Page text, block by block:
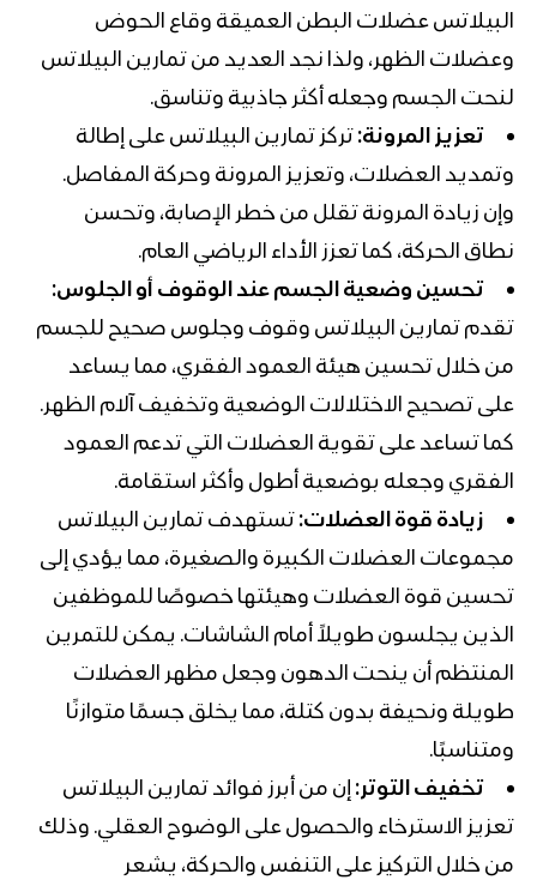
البيلاتس عضلات البطن العميقة وقاع الحوض
وعضلات الظهر، ولذا نجد العديد من تمارين البيلاتس
لنحت الجسم وجعله أكثر جاذبية وتناسق.
تعزيز المرونة:تركز تمارين البيلاتس على إطالة
وتمديد العضلات، وتعزيز المرونة وحركة المفاصل.
وإن زيادة المرونة تقلل من خطر الإصابة، وتحسن
نطاق الحركة، كما تعزز الأداء الرياضي العام.
تحسين وضعية الجسم عند الوقوف أو الجلوس:
تقدم تمارين البيلاتس وقوف وجلوس صحيح للجسم
من خلال تحسين هيئة العمود الفقري، مما يساعد
على تصحيح الاختلالات الوضعية وتخفيف آلام الظهر.
كما تساعد على تقوية العضلات التي تدعم العمود
الفقري وجعله بوضعية أطول وأكثر استقامة.
زيادة قوة العضلات:تستهدف تمارين البيلاتس
مجموعات العضلات الكبيرة والصغيرة، مما يؤدي إلى
تحسين قوة العضلات وهيئتها خصوصًا للموظفين
الذين يجلسون طويلاً أمام الشاشات. يمكن للتمرين
المنتظم أن ينحت الدهون وجعل مظهر العضلات
طويلة ونحيفة بدون كتلة، مما يخلق جسمًا متوازنًا
ومتناسبًا.
تخفيف التوتر: إن من أبرز فوائد تمارين البيلاتس
تعزيز الاسترخاء والحصول على الوضوح العقلي. وذلك
من خلال التركيز على التنفس والحركة، يشعر